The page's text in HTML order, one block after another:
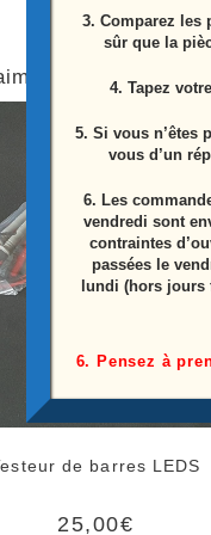
peut-être
de barres LEDS
25,00€
3. Comparez les
sûr que la
4. Tapez
5. Si vous n’êtes
vous d’un
6. Les
vendredi sont
contraintes
passées le
lundi (hors jours
6. Pensez à